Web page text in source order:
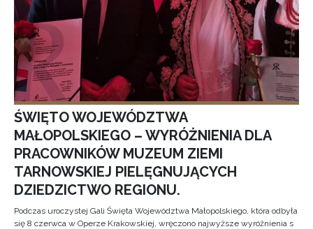
ŚWIĘTO WOJEWÓDZTWA
MAŁOPOLSKIEGO – WYRÓŻNIENIA DLA
PRACOWNIKÓW MUZEUM ZIEMI
TARNOWSKIEJ PIELĘGNUJĄCYCH
DZIEDZICTWO REGIONU.
Podczas uroczystej Gali Święta Województwa Małopolskiego, która odbyła
się 8 czerwca w Operze Krakowskiej, wręczono najwyższe wyróżnienia s